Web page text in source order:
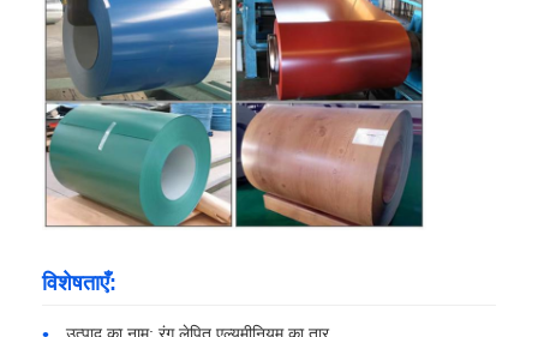
गुणवत्ता नियंत्रण
हमसे संपर्क करें
समाचार
मामले
विशेषताएँ:
उत्पाद का नाम: रंग लेपित एल्यूमीनियम का तार